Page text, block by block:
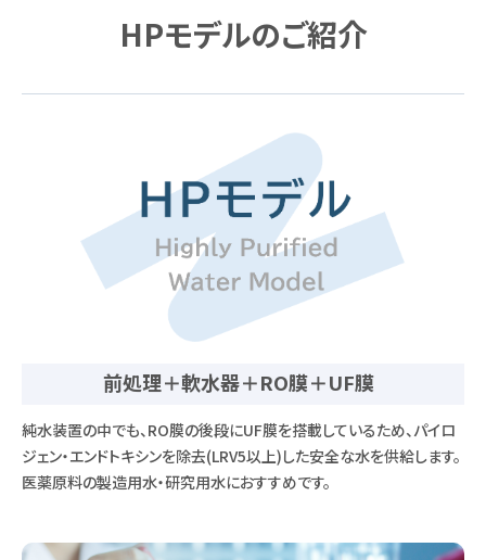
HPモデルのご紹介
前処理＋軟水器＋RO膜＋UF膜
純水装置の中でも、RO膜の後段にUF膜を搭載しているため、パイロ
ジェン・エンドトキシンを除去(LRV5以上)した安全な水を供給します。
医薬原料の製造用水・研究用水におすすめです。